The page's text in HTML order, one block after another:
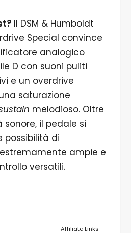
Il DSM & Humboldt
Special convince
analogico
D con suoni puliti
e un overdrive
saturazione
melodioso. Oltre
il pedale si
possibilità di
ampie e
versatili.
Affiliate Links